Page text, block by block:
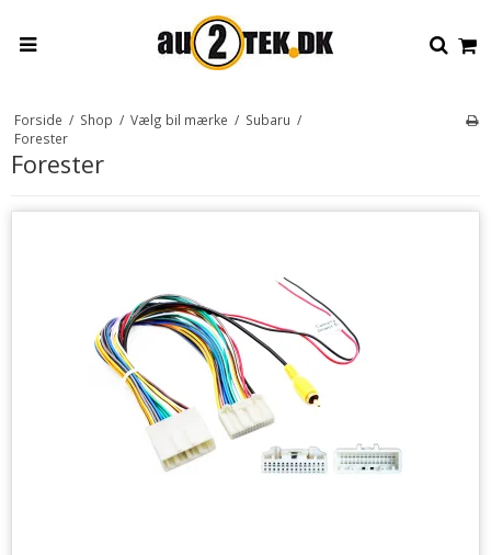
Forside / Shop / Vælg bil mærke / Subaru /
Forester
Forester